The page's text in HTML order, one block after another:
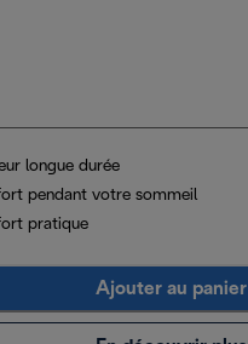
longue durée
pendant votre sommeil
pratique
Ajouter au panier